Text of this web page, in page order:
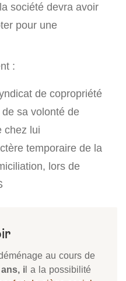
société devra avoir
pour une
:
de copropriété
sa volonté de
chez lui
temporaire de la
lors de
au cours de
il a la possibilité